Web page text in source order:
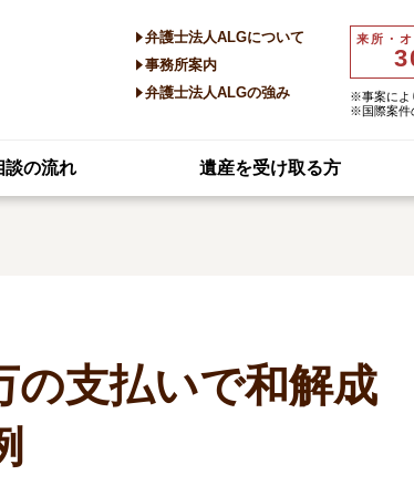
来所・
※事案によ
※国際案件
弁護士法人ALGについて
事務所案内
弁護士法人ALGの強み
談の流れ 遺産を受け取る方
の支払いで和解成